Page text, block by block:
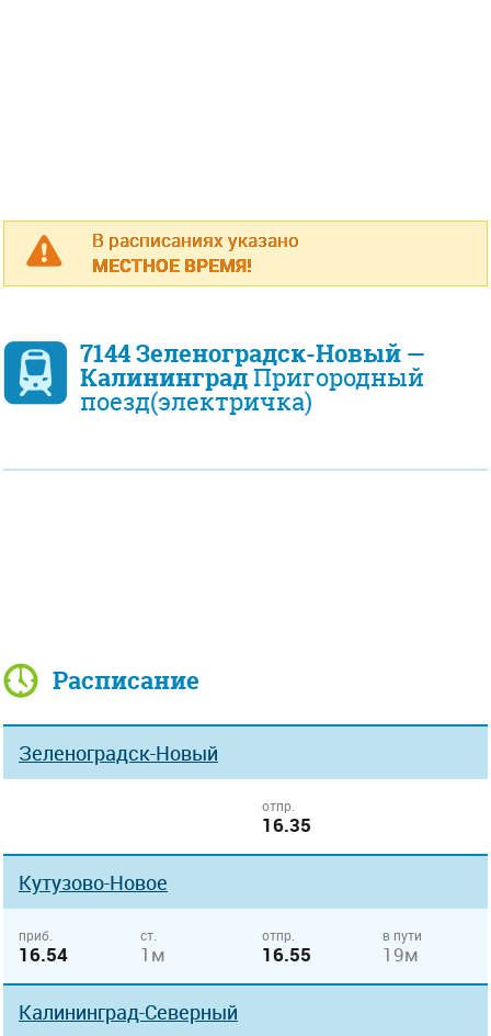
В расписаниях указано
МЕСТНОЕ ВРЕМЯ!
7144 Зеленоградск-Новый —
КалининградПригородный
поезд(электричка)
Расписание
Зеленоградск-Новый
отпр.
16.35
Кутузово-Новое
приб.
16.54
ст.
1м
отпр.
16.55
в пути
19м
Калининград-Северный